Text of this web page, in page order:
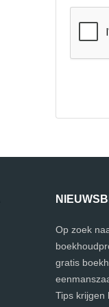
Op zoek
gratis
Tips krijgen